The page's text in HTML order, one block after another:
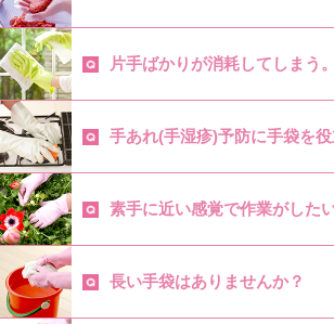
片手ばかりが消耗してしまう。
手あれ(手湿疹)予防に手袋を役
素手に近い感覚で作業がしたい
長い手袋はありませんか？